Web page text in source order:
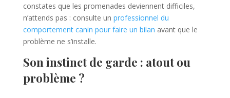
constates que les promenades deviennent difficiles,
n’attends pas : consulte un professionnel du
comportement canin pour faire un bilan avant que le
problème ne s’installe.
Son instinct de garde : atout ou
problème ?